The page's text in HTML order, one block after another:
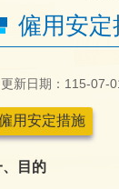
僱用安定
新日期：115-07-
用安定措施
、目的